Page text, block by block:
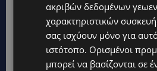
ακριβών δεδομένων
χαρακτηριστικών
σας ισχύουν μόνο για
ιστότοπο. Ορισμένοι
μπορεί να βασίζονται σε